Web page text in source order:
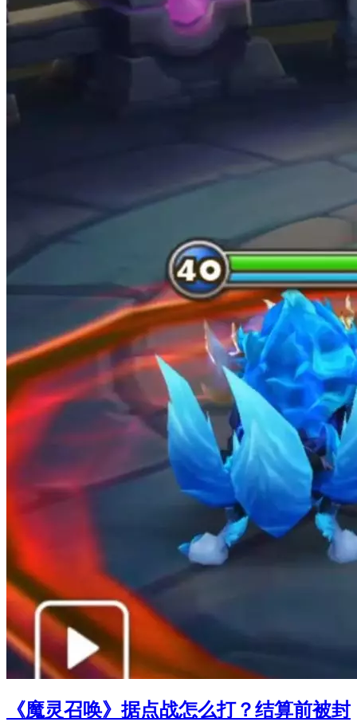
《魔灵召唤》据点战怎么打？结算前被封